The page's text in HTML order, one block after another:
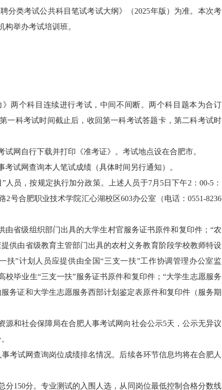
分类考试公共科目笔试考试大纲》（2025年版）为准。本次考
举办考试培训班。
》两个科目连续进行考试，中间不间断。两个科目题本为合订
一科考试时间截止后，收回第一科考试答题卡，第二科考试时
网自行下载并打印《准考证》。考试地点设在合肥市。
试网查询本人笔试成绩（具体时间另行通知）。
员，按规定执行加分政策。上述人员于7月5日下午2：00-5：
号合肥职业技术学院汇心湖校区603办公室（电话：0551-8236
由省级组织部门出具的大学生村官服务证书原件和复印件；“农
供由省级教育主管部门出具的农村义务教育阶段学校教师特设
扶”计划人员应提供由全国“三支一扶”工作协调管理办公室监
校毕业生“三支一扶”服务证书原件和复印件；“大学生志愿服务
务证和大学生志愿服务西部计划鉴定表原件和复印件（服务期
源和社会保障局在合肥人事考试网向社会公示5天，公示无异议
考试网查询岗位成绩排名情况。后续各环节信息均将在合肥人
分150分。专业测试的入围人选，从同岗位最低控制合格分数线